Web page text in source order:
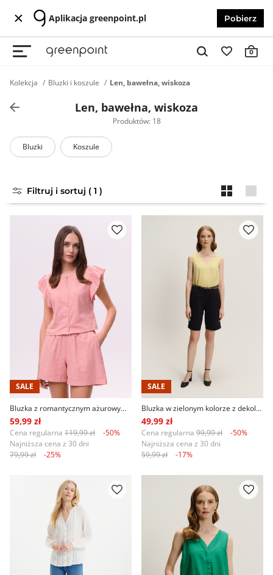
Aplikacja greenpoint.pl Pobierz
0
Kolekcja Bluzki i koszule Len, bawełna, wiskoza
Len, bawełna, wiskoza
Produktów: 18
Bluzki Koszule
Filtruj i sortuj ( 1 )
SALE
Bluzka z romantycznym ażurowym haftem
59,99 zł
Cena regularna 119,99 zł
-50%
Najniższa cena z 30 dni
79,99 zł
-25%
SALE
Bluzka w zielonym kolorze z dekoltem w serek
49,99 zł
Cena regularna 99,99 zł
-50%
Najniższa cena z 30 dni
59,99 zł
-17%